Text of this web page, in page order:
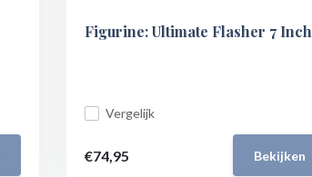
Figurine: Ultimate Flasher 7 Inch
Vergelijk
€74,95 Bekijken